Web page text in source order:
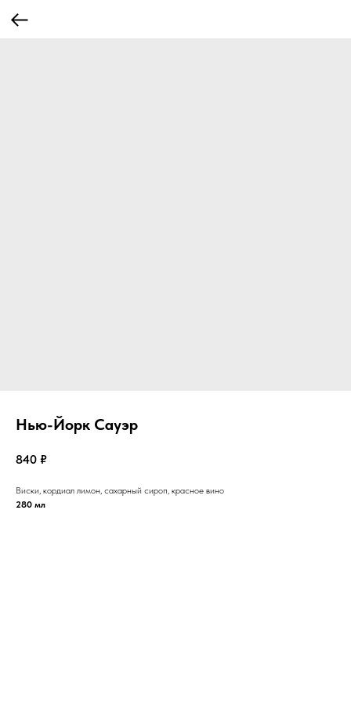
Нью-Йорк Сауэр
840 ₽
Виски, кордиал лимон, сахарный сироп, красное вино
280 мл